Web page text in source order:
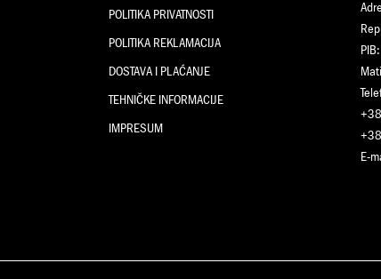
POLITIKA PRIVATNOSTI
POLITIKA REKLAMACIJA
DOSTAVA I PLAĆANJE
TEHNIČKE INFORMACIJE
IMPRESUM
E-